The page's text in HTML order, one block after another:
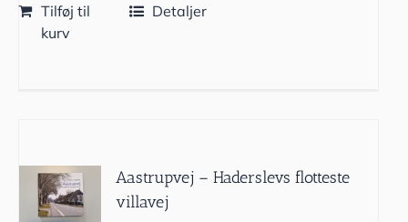
Tilføj til
kurv
Detaljer
Aastrupvej – Haderslevs flotteste
villavej